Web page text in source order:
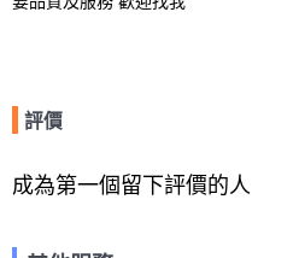
評價
成為第一個留下評價的人